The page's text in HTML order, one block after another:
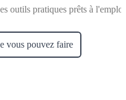
outils pratiques prêts à
vous pouvez faire